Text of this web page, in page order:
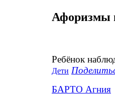
Афоризмы
Ребёнок
Дети
БАРТО Агния